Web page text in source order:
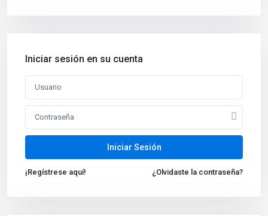
Iniciar sesión en su cuenta
Iniciar Sesión
¡Regístrese aquí! ¿Olvidaste la contraseña?
Edificios(4)
Lotes y Terrenos(65)
Venta de Casa de Lujo en
Managua, N...